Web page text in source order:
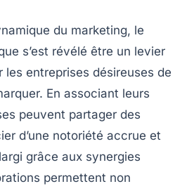
du marketing, le
s’est révélé être un levier
les entreprises désireuses de
En associant leurs
peuvent partager des
d’une notoriété accrue et
grâce aux synergies
permettent non